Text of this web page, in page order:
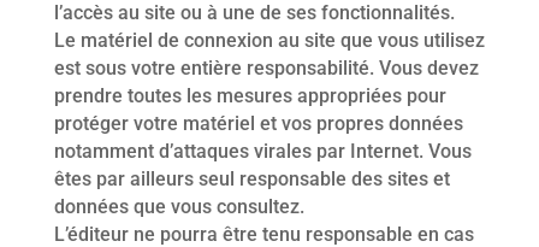
l’accès au site ou à une de ses fonctionnalités.
Le matériel de connexion au site que vous utilisez
est sous votre entière responsabilité. Vous devez
prendre toutes les mesures appropriées pour
protéger votre matériel et vos propres données
notamment d’attaques virales par Internet. Vous
êtes par ailleurs seul responsable des sites et
données que vous consultez.
L’éditeur ne pourra être tenu responsable en cas